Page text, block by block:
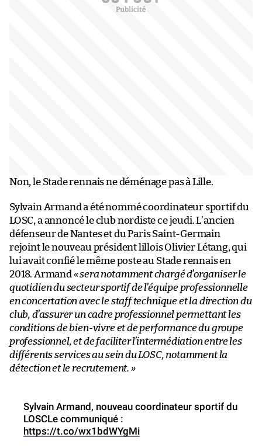
Non, le Stade rennais ne déménage pas à Lille.
Sylvain Armand a été nommé coordinateur sportif du
LOSC, a annoncé le club nordiste ce jeudi. L’ancien
défenseur de Nantes et du Paris Saint-Germain
rejoint le nouveau président lillois Olivier Létang, qui
lui avait confié le même poste au Stade rennais en
2018. Armand « sera notamment chargé d’organiser le
quotidien du secteur sportif de l’équipe professionnelle
en concertation avec le staff technique et la direction du
club, d’assurer un cadre professionnel permettant les
conditions de bien-vivre et de performance du groupe
professionnel, et de faciliter l’intermédiation entre les
différents services au sein du LOSC, notamment la
détection et le recrutement. »
​​Sylvain Armand, nouveau coordinateur sportif du
LOSCLe communiqué :
https://t.co/wx1bdWYgMi